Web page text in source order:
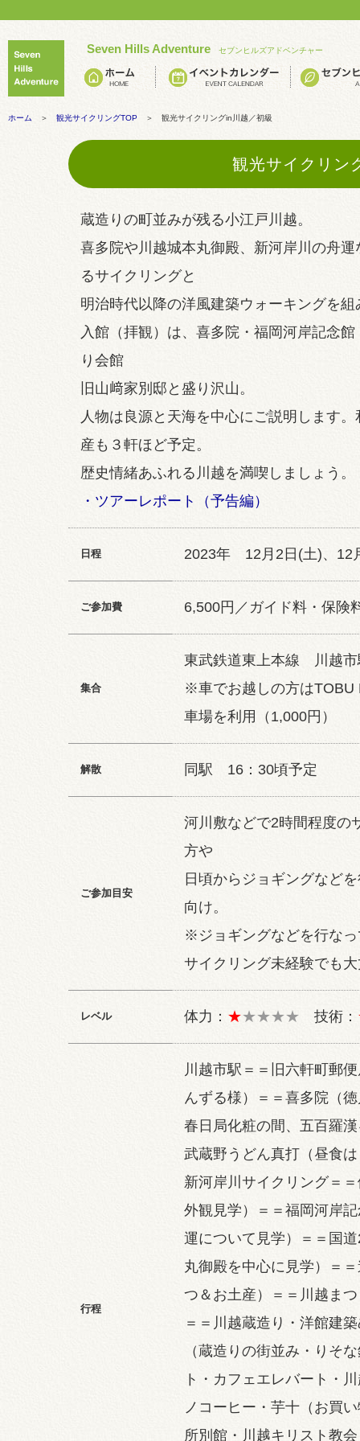
Seven Hills Adventure セブンヒルズアドベンチャー
ホーム ＞ 観光サイクリングTOP ＞ 観光サイクリングin川越／初級
観光サイクリン
蔵造りの町並みが残る小江戸川越。
喜多院や川越城本丸御殿、新河岸川の舟
るサイクリングと
明治時代以降の洋風建築ウォーキングを
入館（拝観）は、喜多院・福岡河岸記念
り会館
旧山﨑家別邸と盛り沢山。
人物は良源と天海を中心にご説明します
産も３軒ほど予定。
歴史情緒あふれる川越を満喫しましょう。
・ツアーレポート（予告編）
日程 2023年 12月2日(土)、12
ご参加費 6,500円／ガイド料・保険
集合
東武鉄道東上本線 川越
※車でお越しの方はTOBU
車場を利用（1,000円）
解散 同駅 16：30頃予定
ご参加目安
河川敷などで2時間程度の
方や
日頃からジョギングなど
向け。
※ジョギングなどを行な
サイクリング未経験でも
レベル 体力： ★★★★★ 技術：
行程
川越市駅＝＝旧六軒町郵
んずる様）＝＝喜多院（
春日局化粧の間、五百羅
武蔵野うどん真打（昼食
新河岸川サイクリング＝
外観見学）＝＝福岡河岸
運について見学）＝＝国
丸御殿を中心に見学）＝
つ＆お土産）＝＝川越ま
＝＝川越蔵造り・洋館建
（蔵造りの街並み・りそ
ト・カフェエレバート・
ノコーヒー・芋十（お買
所別館・川越キリスト教